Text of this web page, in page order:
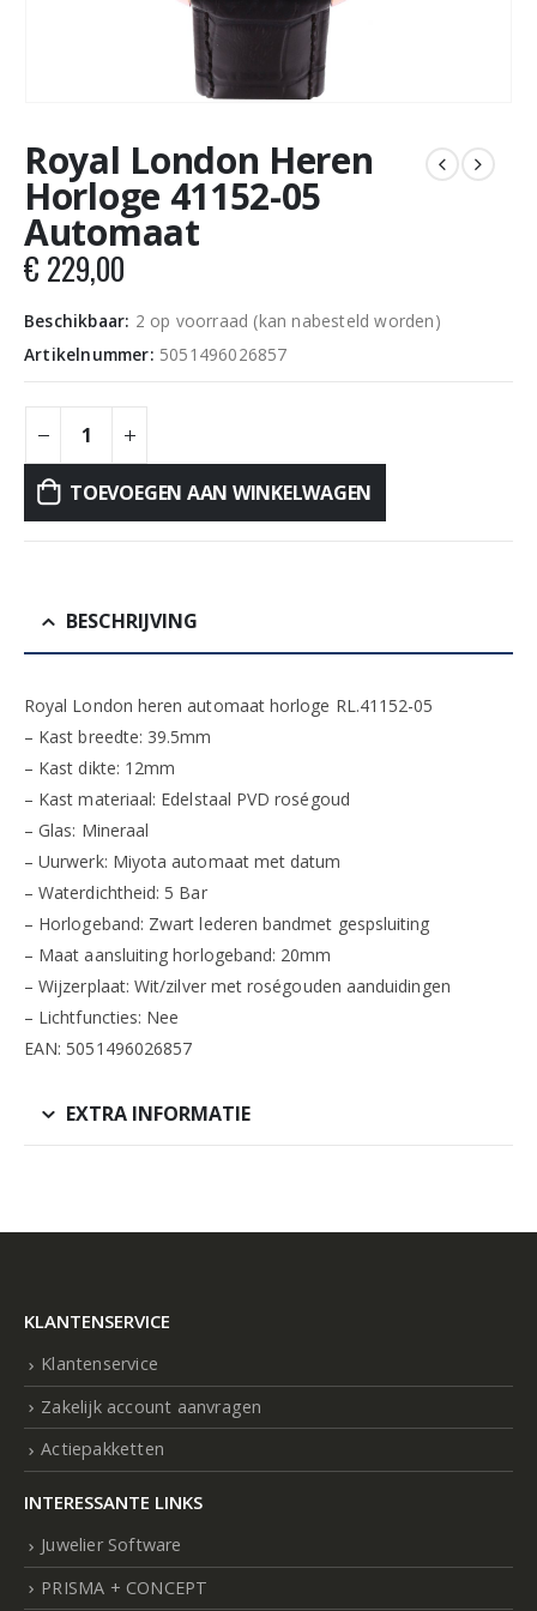
Royal London Heren
Horloge 41152-05
Automaat
€ 229,00
Beschikbaar: 2 op voorraad (kan nabesteld worden)
Artikelnummer: 5051496026857
TOEVOEGEN AAN WINKELWAGEN
BESCHRIJVING
Royal London heren automaat horloge RL.41152-05
– Kast breedte: 39.5mm
– Kast dikte: 12mm
– Kast materiaal: Edelstaal PVD roségoud
– Glas: Mineraal
– Uurwerk: Miyota automaat met datum
– Waterdichtheid: 5 Bar
– Horlogeband: Zwart lederen bandmet gespsluiting
– Maat aansluiting horlogeband: 20mm
– Wijzerplaat: Wit/zilver met roségouden aanduidingen
– Lichtfuncties: Nee
EAN: 5051496026857
EXTRA INFORMATIE
KLANTENSERVICE
Klantenservice
Zakelijk account aanvragen
Actiepakketten
INTERESSANTE LINKS
Juwelier Software
PRISMA + CONCEPT